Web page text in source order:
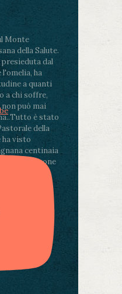
Monte
della Salute.
presieduta dal
ha
a quanti
a chi soffre,
può mai
.Tutto è stato
della
ha visto
centinaia
e persone